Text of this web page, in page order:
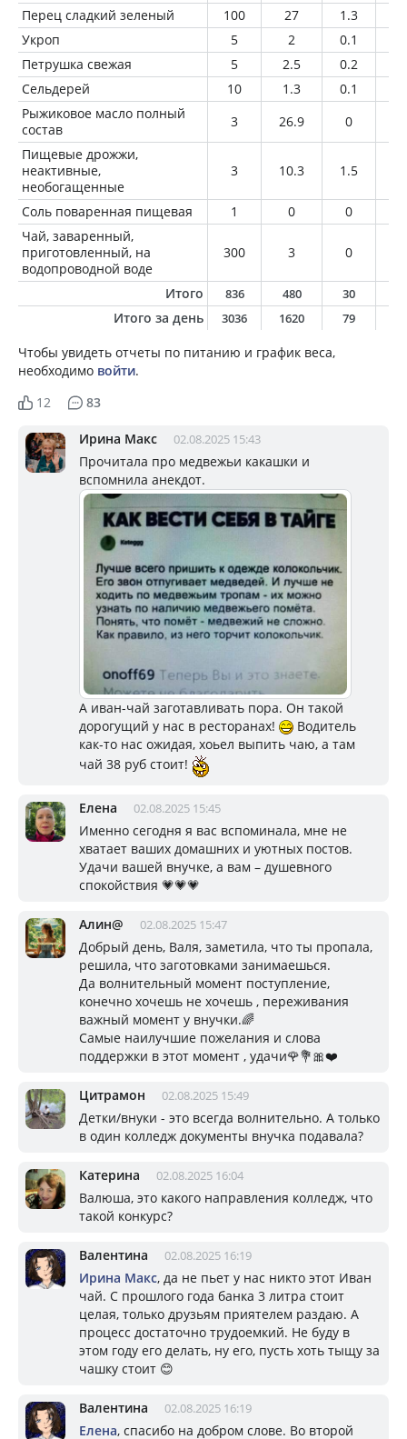
Перец сладкий зеленый
100 27 1.3
Укроп
5 2 0.1
Петрушка свежая
5 2.5 0.2
Сельдерей
10 1.3 0.1
Рыжиковое масло полный
состав
3 26.9 0
Пищевые дрожжи,
неактивные,
необогащенные
3 10.3 1.5
Соль поваренная пищевая 1 0 0
Чай, заваренный,
приготовленный, на
водопроводной воде
300 3 0
Итого 836 480 30
Итого за день 3036 1620 79
Чтобы увидеть отчеты по питанию и график веса,
необходимо войти.
12
83
Ирина Макс 02.08.2025 15:43
Прочитала про медвежьи какашки и
вспомнила анекдот.
А иван-чай заготавливать пора. Он такой
дорогущий у нас в ресторанах!
Водитель
как-то нас ожидая, хоьел выпить чаю, а там
чай 38 руб стоит!
Елена 02.08.2025 15:45
Именно сегодня я вас вспоминала, мне не
хватает ваших домашних и уютных постов.
Удачи вашей внучке, а вам – душевного
спокойствия 💗💗💗
Алин@ 02.08.2025 15:47
Добрый день, Валя, заметила, что ты пропала,
решила, что заготовками занимаешься.
Да волнительный момент поступление,
конечно хочешь не хочешь , переживания
важный момент у внучки.🌈
Самые наилучшие пожелания и слова
поддержки в этот момент , удачи🌹💐🎀❤️
Цитрамон 02.08.2025 15:49
Детки/внуки - это всегда волнительно. А только
в один колледж документы внучка подавала?
Катерина 02.08.2025 16:04
Валюша, это какого направления колледж, что
такой конкурс?
Валентина 02.08.2025 16:19
Ирина Макс, да не пьет у нас никто этот Иван
чай. С прошлого года банка 3 литра стоит
целая, только друзьям приятелем раздаю. А
процесс достаточно трудоемкий. Не буду в
этом году его делать, ну его, пусть хоть тыщу за
чашку стоит 😊
Валентина 02.08.2025 16:19
Елена, спасибо на добром слове. Во второй